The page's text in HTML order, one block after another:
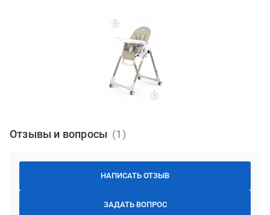
Отзывы и вопросы
НАПИСАТЬ ОТЗЫВ
ЗАДАТЬ ВОПРОС